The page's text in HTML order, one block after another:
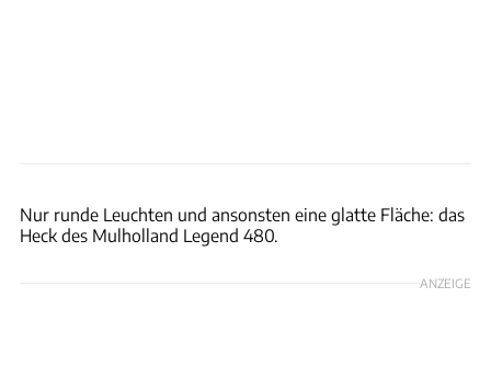
Nur runde Leuchten und ansonsten eine glatte Fläche: das
Heck des Mulholland Legend 480.
ANZEIGE